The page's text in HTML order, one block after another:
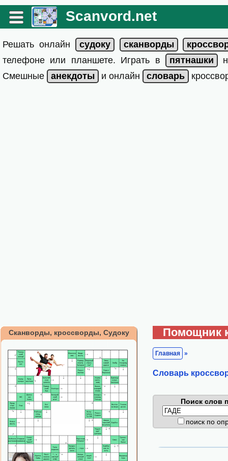
Scanvord.net
Решать онлайн
телефоне или планшете. Играть в
Смешные
и онлайн
Сканворды, кроссворды, Судоку Помощник
Главная »
Cловарь
Поиск слов
поиск по